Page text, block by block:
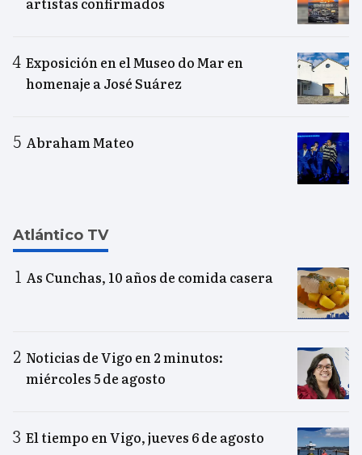
Exposición en el Museo do Mar en
homenaje a José Suárez
Abraham Mateo
Atlántico TV
As Cunchas, 10 años de comida casera
Noticias de Vigo en 2 minutos:
miércoles 5 de agosto
El tiempo en Vigo, jueves 6 de agosto